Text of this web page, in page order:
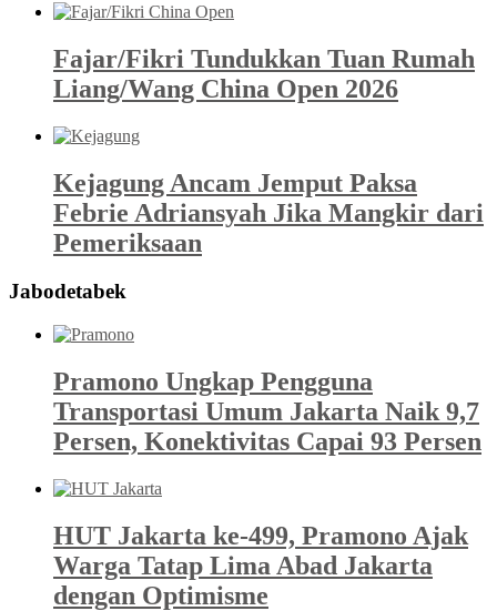
Fajar/Fikri Tundukkan Tuan Rumah
Liang/Wang China Open 2026
Kejagung Ancam Jemput Paksa
Febrie Adriansyah Jika Mangkir dari
Pemeriksaan
Jabodetabek
Pramono Ungkap Pengguna
Transportasi Umum Jakarta Naik 9,7
Persen, Konektivitas Capai 93 Persen
HUT Jakarta ke-499, Pramono Ajak
Warga Tatap Lima Abad Jakarta
dengan Optimisme